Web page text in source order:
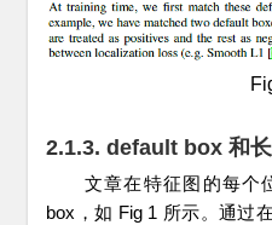
2.1.3. default box 和
文章在特征图的每个位
box，如 Fig 1 所示。通过